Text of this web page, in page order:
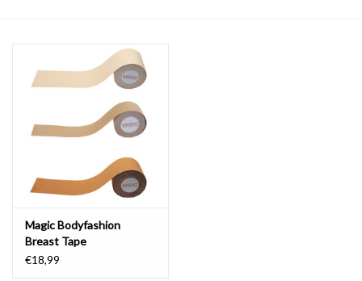
Lingerie-accessoires
Cartes-cadeaux
Magic Bodyfashion
Breast Tape
€18,99